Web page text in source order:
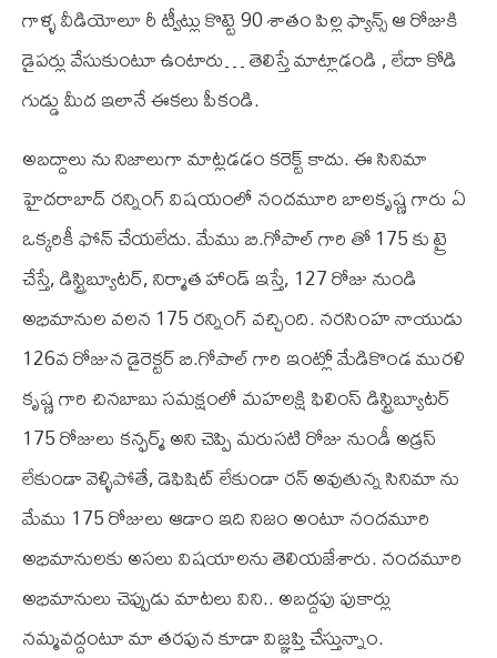
గాళ్ళ వీడియోలూ రీ ట్వీట్లు కొట్టె 90 శాతం పిల్ల ఫ్యాన్స్ ఆ రోజుకి
డైపర్లు వేసుకుంటూ ఉంటారు… తెలిస్తే మాట్లాడండి , లేదా కోడి
గుడ్డు మీద ఇలానే ఈకలు పీకండి.
అబద్దాలు ను నిజాలుగా మాట్లడడం కరెక్ట్ కాదు. ఈ సినిమా
హైదరాబాద్ రన్నింగ్ విషయంలో నందమూరి బాలకృష్ణ గారు ఏ
ఒక్కరికీ ఫోన్ చేయలేదు. మేము బి.గోపాల్ గారి తో 175 కు ట్రై
చేస్తే, డిస్ట్రిబ్యూటర్, నిర్మాత హాండ్ ఇస్తే, 127 రోజు నుండి
అభిమానుల వలన 175 రన్నింగ్ వచ్చింది. నరసింహ నాయుడు
126వ రోజున డైరెక్టర్ బి.గోపాల్ గారి ఇంట్లో మేడికొండ మురళి
కృష్ణ గారి చినబాబు సమక్షంలో మహలక్షి ఫిలింస్ డిస్ట్రిబ్యూటర్
175 రోజులు కన్ఫర్మ్ అని చెప్పి మరుసటి రోజు నుండీ అడ్రస్
లేకుండా వెళ్ళిపోతే, డెఫిషిట్ లేకుండా రన్ అవుతున్న సినిమా ను
మేము 175 రోజులు ఆడాం ఇది నిజం అంటూ నందమూరి
అభిమానులకు అసలు విషయాలను తెలియజేశారు. నందమూరి
అభిమానులు చెప్పుడు మాటలు విని.. అబద్దపు పుకార్లు
నమ్మవద్దంటూ మా తరపున కూడా విజ్ఞప్తి చేస్తున్నాం.